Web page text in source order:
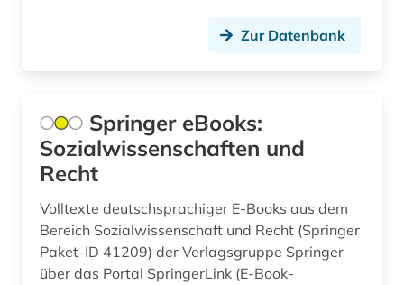
lituanistik (1)
makrosoziologie (1)
mathematik (1)
medienwissenschaft (4)
Zur Datenbank
Springer eBooks:
Sozialwissenschaften und
Recht
Volltexte deutschsprachiger E-Books aus dem
Bereich Sozialwissenschaft und Recht (Springer
Paket-ID 41209) der Verlagsgruppe Springer
über das Portal SpringerLink (E-Book-